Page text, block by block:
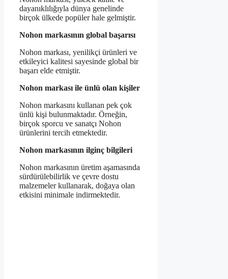
dayanıklılığıyla dünya genelinde
birçok ülkede popüler hale gelmiştir.
Nohon markasının global başarısı
Nohon markası, yenilikçi ürünleri ve
etkileyici kalitesi sayesinde global bir
başarı elde etmiştir.
Nohon markası ile ünlü olan kişiler
Nohon markasını kullanan pek çok
ünlü kişi bulunmaktadır. Örneğin,
birçok sporcu ve sanatçı Nohon
ürünlerini tercih etmektedir.
Nohon markasının ilginç bilgileri
Nohon markasının üretim aşamasında
sürdürülebilirlik ve çevre dostu
malzemeler kullanarak, doğaya olan
etkisini minimale indirmektedir.